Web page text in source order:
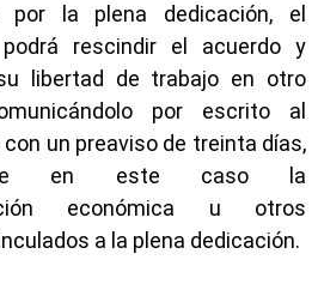
por la plena dedicación, el
podrá rescindir el acuerdo y
libertad de trabajo en otro
por escrito al
un preaviso de treinta días,
en este caso la
económica u otros
a la plena dedicación.